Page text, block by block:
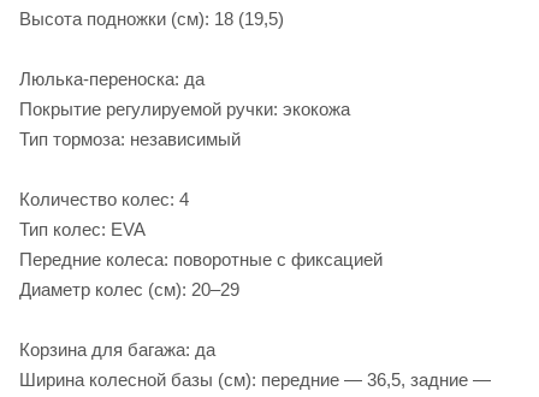
Высота подножки (см): 18 (19,5)
Люлька-переноска: да
Покрытие регулируемой ручки: экокожа
Тип тормоза: независимый
Количество колес: 4
Тип колес: EVA
Передние колеса: поворотные с фиксацией
Диаметр колес (см): 20–29
Корзина для багажа: да
Ширина колесной базы (см): передние — 36,5, задние —